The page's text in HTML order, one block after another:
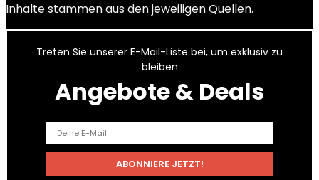
Inhalte stammen aus den jeweiligen Quellen.
Treten Sie unserer E-Mail-Liste bei, um exklusiv zu
bleiben
Angebote & Deals